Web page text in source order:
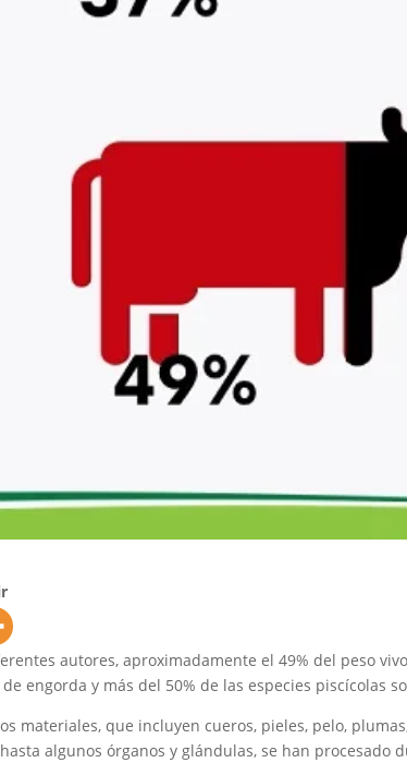
autores, aproximadamente el 49% del peso
engorda y más del 50% de las especies piscícolas
materiales, que incluyen cueros, pieles, pelo,
algunos órganos y glándulas, se han procesado